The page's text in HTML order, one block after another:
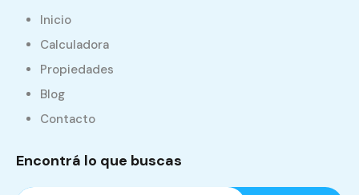
Inicio
Calculadora
Propiedades
Blog
Contacto
Encontrá lo que buscas